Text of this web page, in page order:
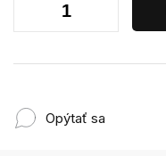
Opýtať sa